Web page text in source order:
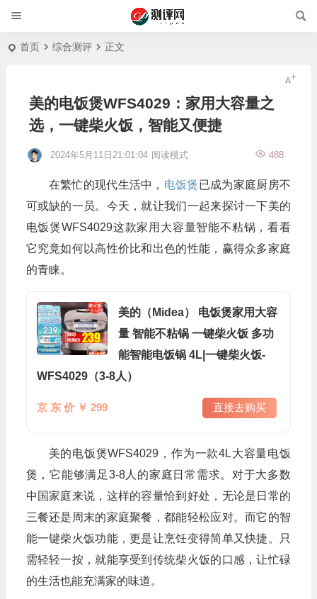
首页 综合测评 正文
美的电饭煲WFS4029：家用大容量之
选，一键柴火饭，智能又便捷
2024年5月11日21:01:04 488
阅读模式
在繁忙的现代生活中， 电饭煲已成为家庭厨房不
可或缺的一员。今天，就让我们一起来探讨一下美的
电饭煲WFS4029这款家用大容量智能不粘锅，看看
它究竟如何以高性价比和出色的性能，赢得众多家庭
的青睐。
美的（Midea） 电饭煲家用大容
量 智能不粘锅 一键柴火饭 多功
能智能电饭锅 4L|一键柴火饭-
WFS4029（3-8人）
京 东 价 ￥ 299 直接去购买
美的电饭煲WFS4029，作为一款4L大容量电饭
煲，它能够满足3-8人的家庭日常需求。对于大多数
中国家庭来说，这样的容量恰到好处，无论是日常的
三餐还是周末的家庭聚餐，都能轻松应对。而它的智
能一键柴火饭功能，更是让烹饪变得简单又快捷。只
需轻轻一按，就能享受到传统柴火饭的口感，让忙碌
的生活也能充满家的味道。